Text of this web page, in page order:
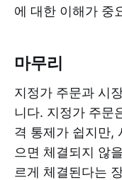
에 대한 이해가 중
마무리
지정가 주문과 시
니다. 지정가 주문
격 통제가 쉽지만,
으면 체결되지 않
르게 체결된다는